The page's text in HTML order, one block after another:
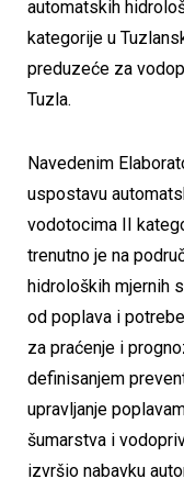
automatskih
kategorije u
preduzeće za
Tuzla.
Navedenim
uspostavu
vodotocima II
trenutno je na
hidroloških mjernih
od poplava i
za praćenje i
definisanjem
upravljanje
šumarstva i
izvršio nabavku